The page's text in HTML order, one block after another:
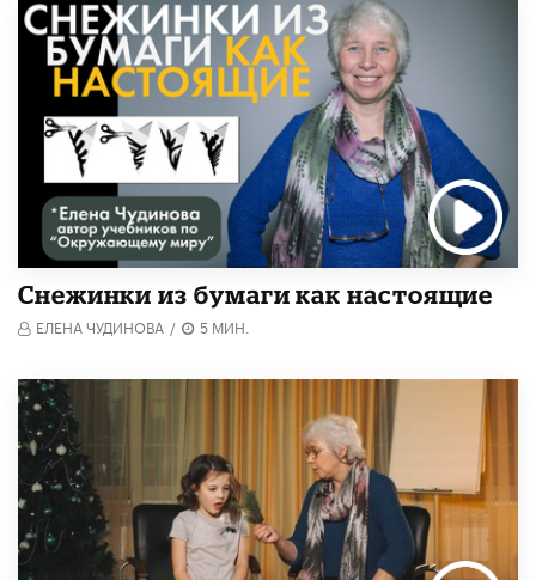
Снежинки из бумаги как настоящие
ЕЛЕНА ЧУДИНОВА / 5 МИН.